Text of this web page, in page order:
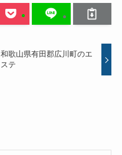
和歌山県有田郡広川町のエ
ステ